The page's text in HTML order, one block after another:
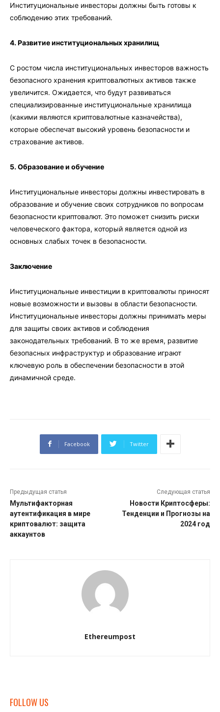
Институциональные инвесторы должны быть готовы к
соблюдению этих требований.
4. Развитие институциональных хранилищ
С ростом числа институциональных инвесторов важность
безопасного хранения криптовалютных активов также
увеличится. Ожидается, что будут развиваться
специализированные институциональные хранилища
(какими являются криптовалютные казначейства),
которые обеспечат высокий уровень безопасности и
страхование активов.
5. Образование и обучение
Институциональные инвесторы должны инвестировать в
образование и обучение своих сотрудников по вопросам
безопасности криптовалют. Это поможет снизить риски
человеческого фактора, который является одной из
основных слабых точек в безопасности.
Заключение
Институциональные инвестиции в криптовалюты приносят
новые возможности и вызовы в области безопасности.
Институциональные инвесторы должны принимать меры
для защиты своих активов и соблюдения
законодательных требований. В то же время, развитие
безопасных инфраструктур и образование играют
ключевую роль в обеспечении безопасности в этой
динамичной среде.
Facebook Twitter
Предыдущая статья
Мультифакторная
аутентификация в мире
криптовалют: защита
аккаунтов
Следующая статья
Новости Криптосферы:
Тенденции и Прогнозы на
2024 год
Ethereumpost
FOLLOW US